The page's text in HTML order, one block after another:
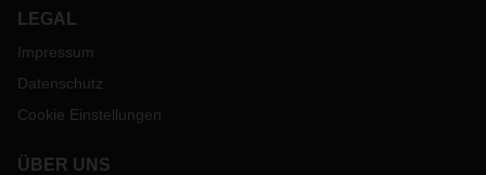
LEGAL
Impressum
Datenschutz
Cookie Einstellungen
ÜBER UNS